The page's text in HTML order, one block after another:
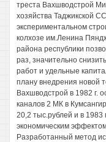
треста Вахшводстрой
хозяйства Таджикской
экспериментальном
колхозе им.Ленина
района республики
раз, значительно
работ и удельные
плану внедрения новой
Вахшводстрой в 1982 г.
каналов 2 МК в
20,2 тыс.рублей и в 1983
экономическим
Разработанный метод